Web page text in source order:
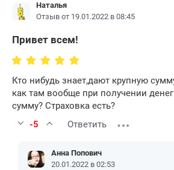
Наталья
Отзыв от 19.01.2022 в 08:45
Привет всем!
Кто нибудь знает,дают крупную
как там вообще при получении
сумму? Страховка есть?
-5
Ответить
Анна Попович
20.01.2022 в 02:53